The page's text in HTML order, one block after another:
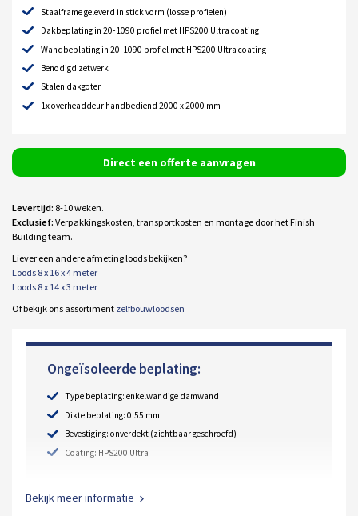
Staalframe geleverd in stick vorm (losse profielen)
Dakbeplating in 20-1090 profiel met HPS200 Ultra coating
Wandbeplating in 20-1090 profiel met HPS200 Ultra coating
Benodigd zetwerk
Stalen dakgoten
1x overheaddeur handbediend 2000 x 2000 mm
Direct een offerte aanvragen
Levertijd: 8-10 weken.
Exclusief: Verpakkingskosten, transportkosten en montage door het Finish
Building team.
Liever een andere afmeting loods bekijken?
Loods 8 x 16 x 4 meter
Loods 8 x 14 x 3 meter
Of bekijk ons assortiment zelfbouwloodsen
Ongeïsoleerde beplating:
Type beplating: enkelwandige damwand
Dikte beplating: 0.55 mm
Bevestiging: onverdekt (zichtbaar geschroefd)
Coating: HPS200 Ultra
Bekijk meer informatie